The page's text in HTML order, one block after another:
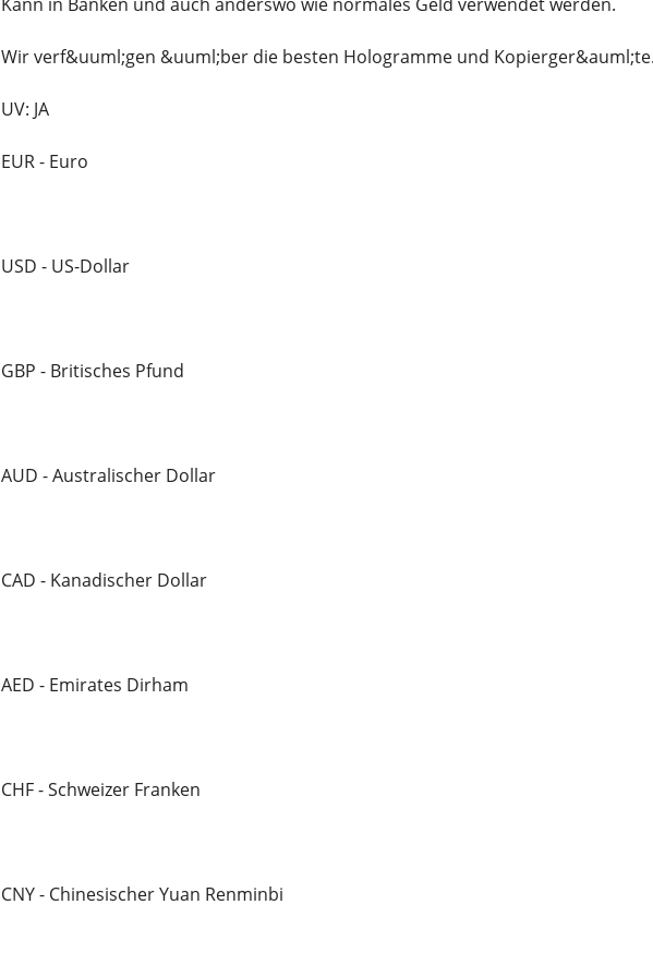
Wir verf&uuml;gen &uuml;ber die besten Hologramme und
UV: JA
EUR - Euro
USD - US-Dollar
GBP - Britisches Pfund
AUD - Australischer Dollar
CAD - Kanadischer Dollar
AED - Emirates Dirham
CHF - Schweizer Franken
CNY - Chinesischer Yuan Renminbi